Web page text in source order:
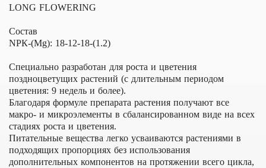
LONG FLOWERING
Состав
NРК-(Mg): 18-12-18-(1.2)
Специально разработан для роста и цветения
поздноцветущих растений (с длительным периодом
цветения: 9 недель и более).
Благодаря формуле препарата растения получают все
макро- и микроэлементы в сбалансированном виде на всех
стадиях роста и цветения.
Питательные вещества легко усваиваются растениями в
подходящих пропорциях без использования
дополнительных компонентов на протяжении всего цикла,